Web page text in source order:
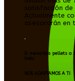
satisfacción
Actualmente
asesorarán en
.
Si necesitas pellets o
todo.
NOS ADAPTAMOS A TI